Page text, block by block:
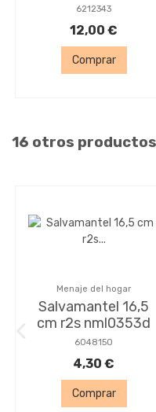
6212343
12,00 €
Comprar
16 otros
Menaje del hogar
Salvamantel 16,5
cm r2s nml0353d
6048150
4,30 €
Comprar